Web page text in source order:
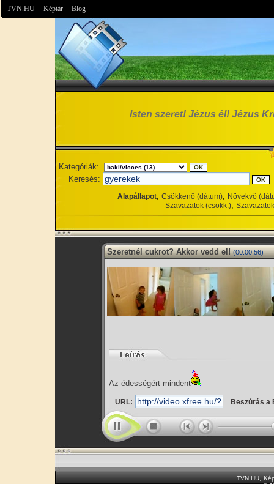
TVN.HU Képtár Blog
Isten szeret! Jézus él! Jézus
Kategóriák:
Keresés:
Alapállapot, Csökkenő (dátum), Növekvő
Szavazatok (csökk.),
Szeretnél cukrot? Akkor vedd el! (00:00:56)
Az édességért mindent
URL: Beszúrás a
TVN.HU